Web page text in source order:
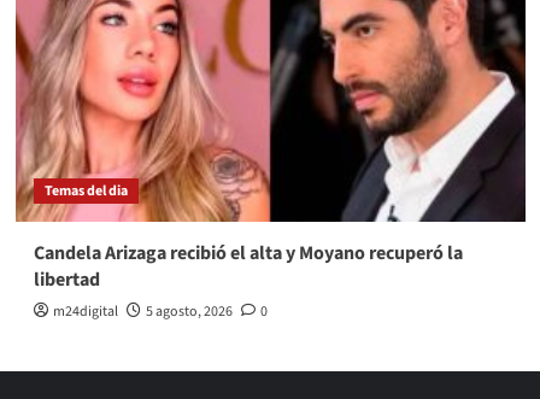
Temas del dia
Candela Arizaga recibió el alta y Moyano recuperó la
libertad
m24digital 5 agosto, 2026 0